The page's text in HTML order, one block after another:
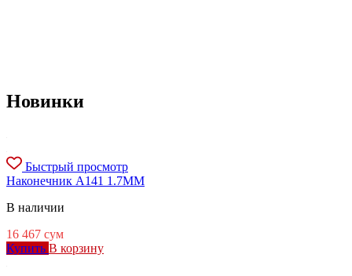
Новинки
Быстрый просмотр
Наконечник A141 1.7MM
В наличии
16 467 сум
Купить В корзину